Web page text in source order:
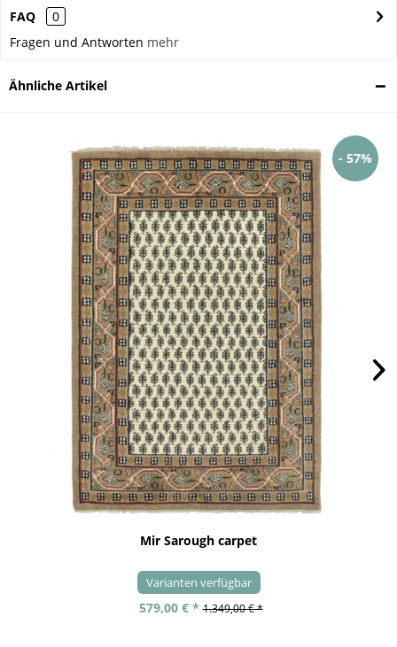
FAQ
0
Fragen und Antworten mehr
Ähnliche Artikel
- 57%
Mir Sarough carpet
Varianten verfügbar
579,00 € * 1.349,00 € *